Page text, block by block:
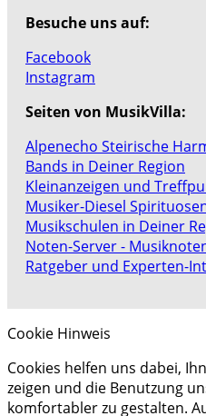
Besuche uns auf:
Facebook
Instagram
Seiten von MusikVilla:
Alpenecho Steirische
Bands in Deiner Region
Kleinanzeigen und
Musiker-Diesel
Musikschulen in Deiner
Noten-Server -
Ratgeber und Experten-
Cookie Hinweis
Cookies helfen uns dabei,
zeigen und die Benutzung
komfortabler zu gestalten.